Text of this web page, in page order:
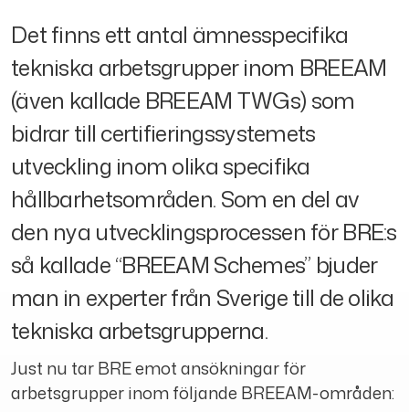
Det finns ett antal ämnesspecifika
tekniska arbetsgrupper inom BREEAM
(även kallade BREEAM TWGs) som
bidrar till certifieringssystemets
utveckling inom olika specifika
hållbarhetsområden. Som en del av
den nya utvecklingsprocessen för BRE:s
så kallade “BREEAM Schemes” bjuder
man in experter från Sverige till de olika
tekniska arbetsgrupperna.
Just nu tar BRE emot ansökningar för
arbetsgrupper inom följande BREEAM-områden: